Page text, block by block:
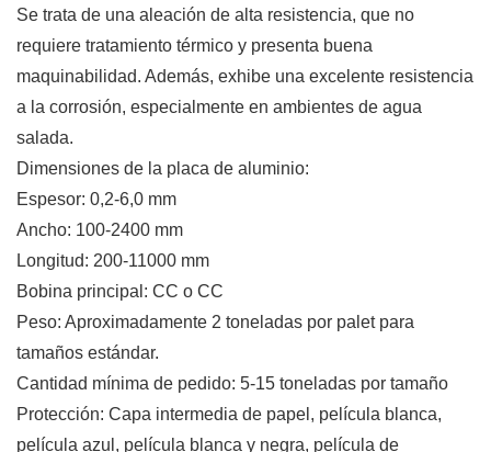
Se trata de una aleación de alta resistencia, que no
requiere tratamiento térmico y presenta buena
maquinabilidad. Además, exhibe una excelente resistencia
a la corrosión, especialmente en ambientes de agua
salada.
Dimensiones de la placa de aluminio:
Espesor: 0,2-6,0 mm
Ancho: 100-2400 mm
Longitud: 200-11000 mm
Bobina principal: CC o CC
Peso: Aproximadamente 2 toneladas por palet para
tamaños estándar.
Cantidad mínima de pedido: 5-15 toneladas por tamaño
Protección: Capa intermedia de papel, película blanca,
película azul, película blanca y negra, película de